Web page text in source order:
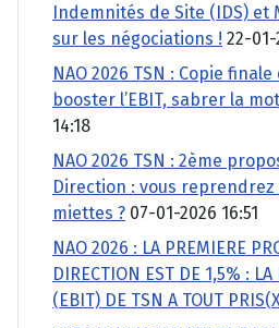
Indemnités de Site (IDS) et
sur les négociations ! 22-01-
NAO 2026 TSN : Copie
booster l’EBIT, sabrer la
14:18
NAO 2026 TSN : 2ème
Direction : vous
miettes ? 07-01-2026 16:51
NAO 2026 : LA PREMIERE
DIRECTION EST DE 1,5% : LA
(EBIT) DE TSN A TOUT